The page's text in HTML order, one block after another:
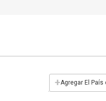
+Agregar El País